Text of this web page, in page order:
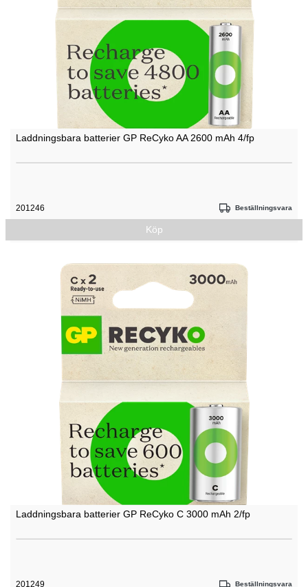
Laddningsbara batterier GP ReCyko AA 2600 mAh 4/fp
201246 Beställningsvara
Köp
Laddningsbara batterier GP ReCyko C 3000 mAh 2/fp
201249 Beställningsvara